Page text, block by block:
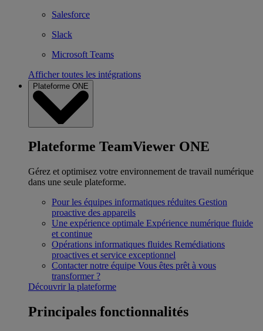
Salesforce
Slack
Microsoft Teams
Afficher toutes les intégrations
Plateforme ONE
Plateforme TeamViewer ONE
Gérez et optimisez votre environnement de travail numérique
dans une seule plateforme.
Pour les équipes informatiques réduites Gestion
proactive des appareils
Une expérience optimale Expérience numérique fluide
et continue
Opérations informatiques fluides Remédiations
proactives et service exceptionnel
Contacter notre équipe Vous êtes prêt à vous
transformer ?
Découvrir la plateforme
Principales fonctionnalités